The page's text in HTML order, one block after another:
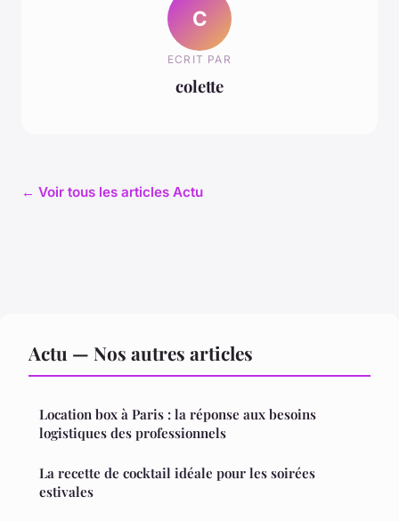
C
ECRIT PAR
colette
← Voir tous les articles Actu
Actu — Nos autres articles
Location box à Paris : la réponse aux besoins
logistiques des professionnels
La recette de cocktail idéale pour les soirées
estivales